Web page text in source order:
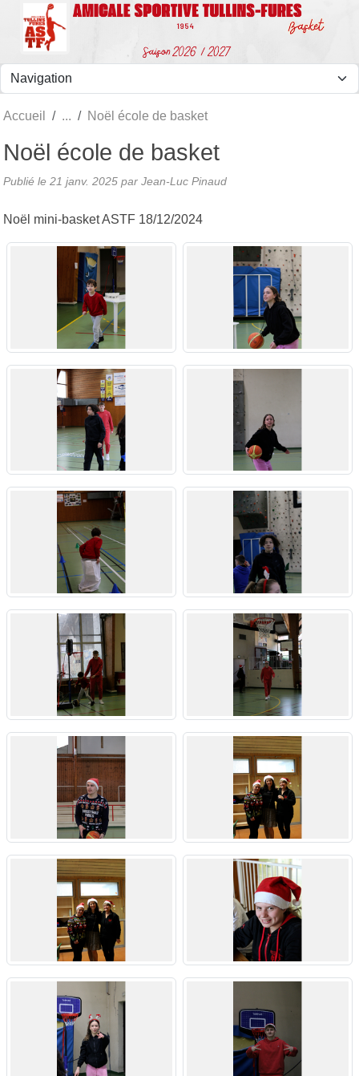
Accueil Noël école de basket
Noël école de basket
Publié le 21 janv. 2025 par Jean-Luc Pinaud
Noël mini-basket ASTF 18/12/2024
Panneau de gestion des cookies